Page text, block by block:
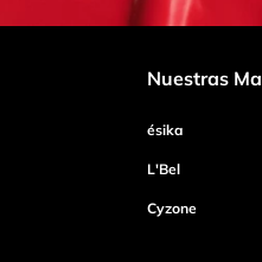
Tu nombre
Nuestras
ésika
L'Bel
Cyzone